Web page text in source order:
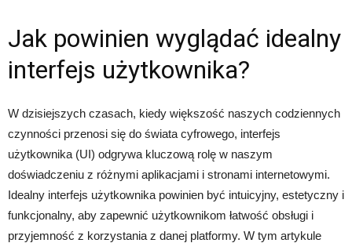
Jak powinien wyglądać idealny
interfejs użytkownika?
W dzisiejszych czasach, kiedy większość naszych codziennych
czynności przenosi się do świata cyfrowego, interfejs
użytkownika (UI) odgrywa kluczową rolę w naszym
doświadczeniu z różnymi aplikacjami i stronami internetowymi.
Idealny interfejs użytkownika powinien być intuicyjny, estetyczny i
funkcjonalny, aby zapewnić użytkownikom łatwość obsługi i
przyjemność z korzystania z danej platformy. W tym artykule